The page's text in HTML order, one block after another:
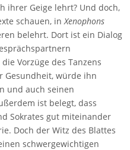
ihrer Geige lehrt? Und doch,
schauen, inXenophons
belehrt. Dort ist ein Dialog
Vorzüge des Tanzens
Gesundheit, würde ihn
und auch seinen
ist belegt, dass
Sokrates gut miteinander
Doch der Witz des Blattes
schwergewichtigen